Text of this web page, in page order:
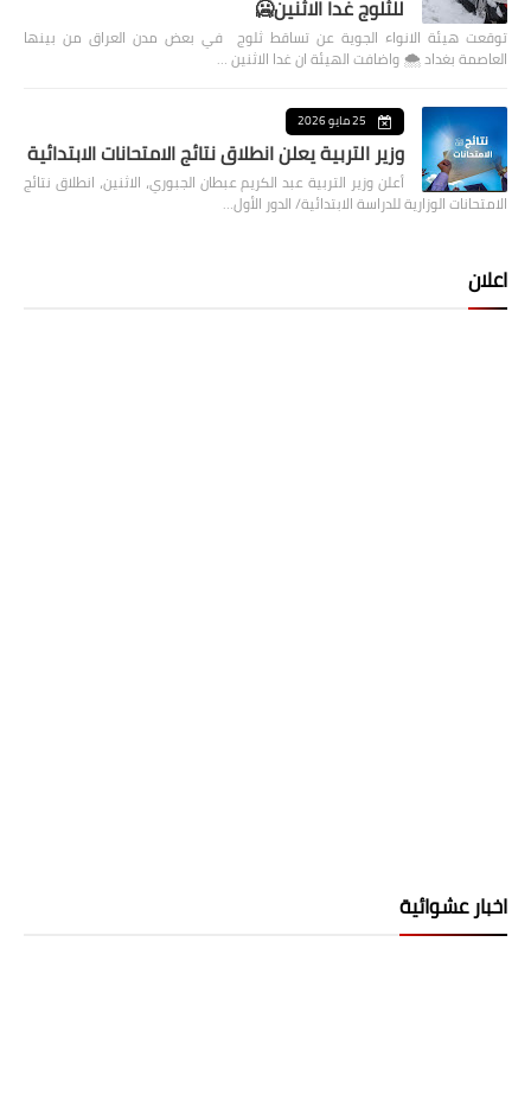
للثلوج غدا الاثنين🥶
توقعت هيئة الانواء الجوية عن تساقط ثلوج في بعض مدن العراق من بينها
العاصمة بغداد ⁦🌨️⁩ واضافت الهيئة ان غدا الاثنين …
25 مايو 2026
وزير التربية يعلن انطلاق نتائج الامتحانات الابتدائية
أعلن وزير التربية عبد الكريم عبطان الجبوري، الاثنين، انطلاق نتائج
الامتحانات الوزارية للدراسة الابتدائية/ الدور الأول…
اعلان
اخبار عشوائية